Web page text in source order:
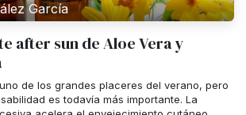
García
after sun de Aloe Vera y
de los grandes placeres del verano, pero
es todavía más importante. La